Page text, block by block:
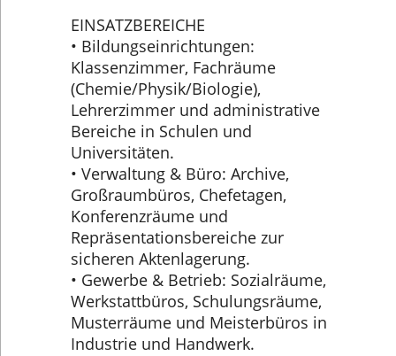
EINSATZBEREICHE
• Bildungseinrichtungen:
Klassenzimmer, Fachräume
(Chemie/Physik/Biologie),
Lehrerzimmer und administrative
Bereiche in Schulen und
Universitäten.
• Verwaltung & Büro: Archive,
Großraumbüros, Chefetagen,
Konferenzräume und
Repräsentationsbereiche zur
sicheren Aktenlagerung.
• Gewerbe & Betrieb: Sozialräume,
Werkstattbüros, Schulungsräume,
Musterräume und Meisterbüros in
Industrie und Handwerk.